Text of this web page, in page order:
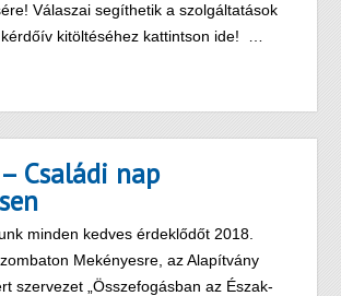
Válaszai segíthetik a szolgáltatások
kérdőív kitöltéséhez kattintson ide! …
Családi nap
minden kedves érdeklődőt 2018.
Mekényesre, az Alapítvány
szervezet „Összefogásban az Észak-